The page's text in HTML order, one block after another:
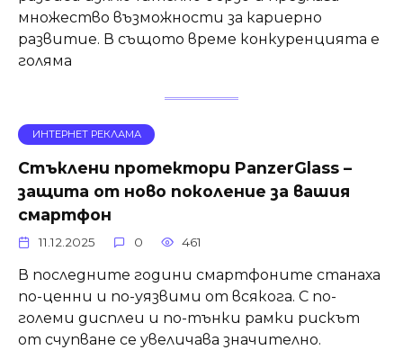
множество възможности за кариерно
развитие. В същото време конкуренцията е
голяма
ИНТЕРНЕТ РЕКЛАМА
Стъклени протектори PanzerGlass –
защита от ново поколение за вашия
смартфон
11.12.2025 0 461
В последните години смартфоните станаха
по-ценни и по-уязвими от всякога. С по-
големи дисплеи и по-тънки рамки рискът
от счупване се увеличава значително.